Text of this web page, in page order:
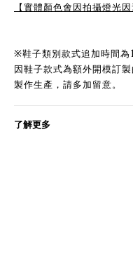
【實體顏色會因拍攝燈光
※鞋子類別款式追加時間為
因鞋子款式為額外開模訂
製作生產，請多加留意。
了解更多